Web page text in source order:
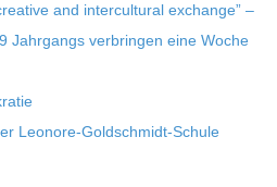
and inter­cul­tu­ral exch­ange” –
Jahr­gangs ver­brin­gen eine Woche
Leonore-Goldschmidt-Schule